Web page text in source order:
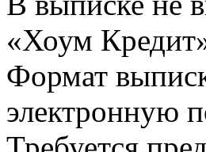
«Хоум
Формат
электронную